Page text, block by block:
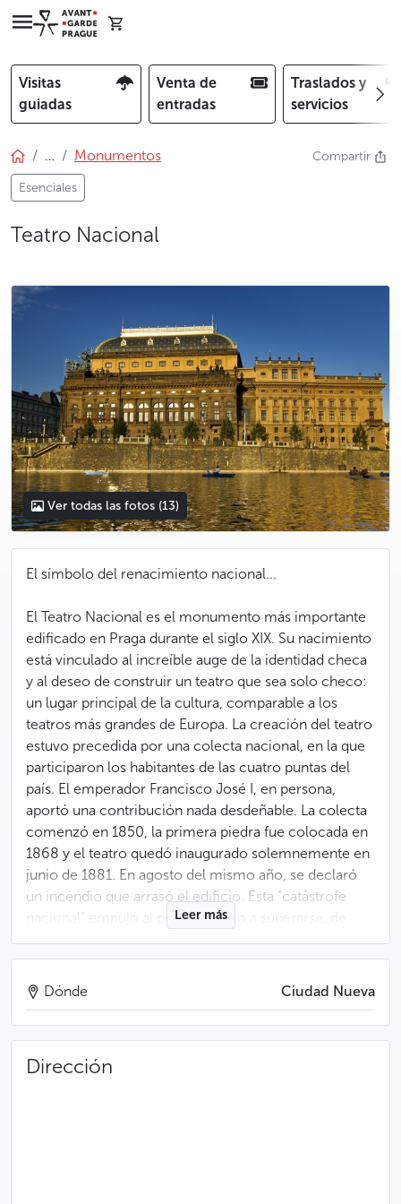
Visitas
guiadas
Venta de
entradas
Traslados y
servicios
… Monumentos
Esenciales
Compartir
Teatro Nacional
photo 5
photo 6
photo 7
photo 8
photo 9
photo 10
photo 11
photo 12
photo 13
Ver todas las fotos (13)
El símbolo del renacimiento nacional...
El Teatro Nacional es el monumento más importante
edificado en Praga durante el siglo XIX. Su nacimiento
está vinculado al increíble auge de la identidad checa
y al deseo de construir un teatro que sea solo checo:
un lugar principal de la cultura, comparable a los
teatros más grandes de Europa. La creación del teatro
estuvo precedida por una colecta nacional, en la que
participaron los habitantes de las cuatro puntas del
país. El emperador Francisco José I, en persona,
aportó una contribución nada desdeñable. La colecta
comenzó en 1850, la primera piedra fue colocada en
1868 y el teatro quedó inaugurado solemnemente en
junio de 1881. En agosto del mismo año, se declaró
un incendio que arrasó el edificio. Esta “catástrofe
nacional” empujó al pueblo checo a superarse, de
manera que en tan solo 47 días se recaudó la enorme
cantidad de un millón de florines, necesaria para la
reconstrucción del teatro. El Teatro Nacional abrió sus
puertas definitivamente en septiembre de 1883, con
el estreno de la ópera Libuše, del compositor checo
Bedřich Smetana.
Leer más
Dónde Ciudad Nueva
Dirección